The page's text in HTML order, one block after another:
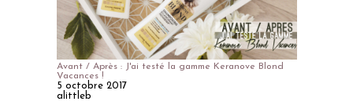
Avant / Après : J'ai testé la gamme Keranove Blond
Vacances !
5 octobre 2017
alittleb